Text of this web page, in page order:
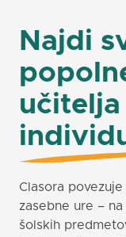
Najdi
učitelja
Clasora
zasebne ure –
šolskih